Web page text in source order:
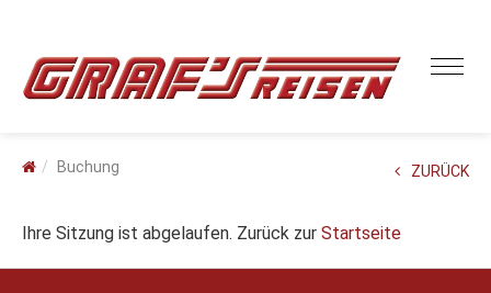
Buchung ZURÜCK
Ihre Sitzung ist abgelaufen. Zurück zur Startseite